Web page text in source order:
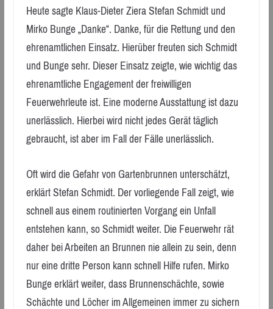
Heute sagte Klaus-Dieter Ziera Stefan Schmidt und
Mirko Bunge „Danke“. Danke, für die Rettung und den
ehrenamtlichen Einsatz. Hierüber freuten sich Schmidt
und Bunge sehr. Dieser Einsatz zeigte, wie wichtig das
ehrenamtliche Engagement der freiwilligen
Feuerwehrleute ist. Eine moderne Ausstattung ist dazu
unerlässlich. Hierbei wird nicht jedes Gerät täglich
gebraucht, ist aber im Fall der Fälle unerlässlich.
Oft wird die Gefahr von Gartenbrunnen unterschätzt,
erklärt Stefan Schmidt. Der vorliegende Fall zeigt, wie
schnell aus einem routinierten Vorgang ein Unfall
entstehen kann, so Schmidt weiter. Die Feuerwehr rät
daher bei Arbeiten an Brunnen nie allein zu sein, denn
nur eine dritte Person kann schnell Hilfe rufen. Mirko
Bunge erklärt weiter, dass Brunnenschächte, sowie
Schächte und Löcher im Allgemeinen immer zu sichern